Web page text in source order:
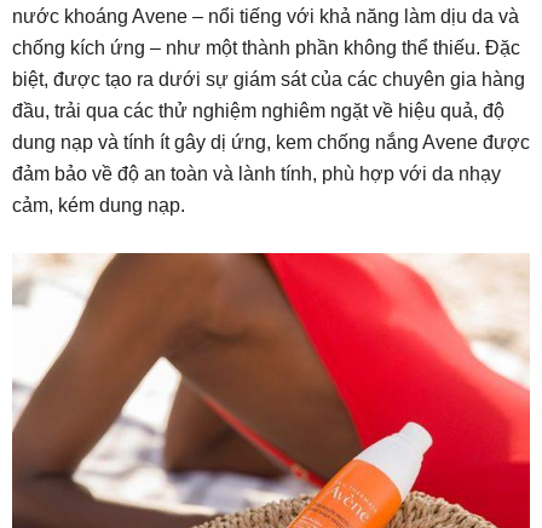
nước khoáng Avene – nổi tiếng với khả năng làm dịu da và
chống kích ứng – như một thành phần không thể thiếu. Đặc
biệt, được tạo ra dưới sự giám sát của các chuyên gia hàng
đầu, trải qua các thử nghiệm nghiêm ngặt về hiệu quả, độ
dung nạp và tính ít gây dị ứng, kem chống nắng Avene được
đảm bảo về độ an toàn và lành tính, phù hợp với da nhạy
cảm, kém dung nạp.